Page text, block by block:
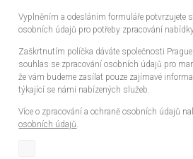
Vyplněním a odesláním formuláře potvrzujete
osobních údajů pro potřeby zpracování
Zaškrtnutím políčka dáváte společnosti
souhlas se zpracování osobních údajů pro
že vám budeme zasílat pouze zajímavé
týkající se námi nabízených služeb.
Více o zpracování a ochraně osobních údajů
osobních údajů.